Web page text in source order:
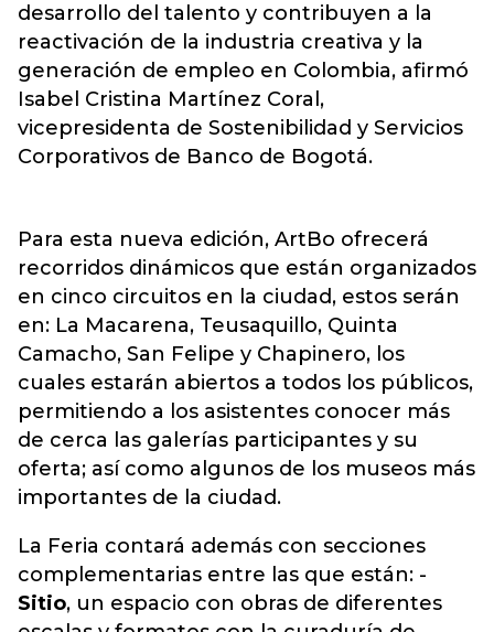
desarrollo del talento y contribuyen a la
reactivación de la industria creativa y la
generación de empleo en Colombia, afirmó
Isabel Cristina Martínez Coral,
vicepresidenta de Sostenibilidad y Servicios
Corporativos de Banco de Bogotá.
Para esta nueva edición, ArtBo ofrecerá
recorridos dinámicos que están organizados
en cinco circuitos en la ciudad, estos serán
en: La Macarena, Teusaquillo, Quinta
Camacho, San Felipe y Chapinero, los
cuales estarán abiertos a todos los públicos,
permitiendo a los asistentes conocer más
de cerca las galerías participantes y su
oferta; así como algunos de los museos más
importantes de la ciudad.
La Feria contará además con secciones
complementarias entre las que están: -
Sitio, un espacio con obras de diferentes